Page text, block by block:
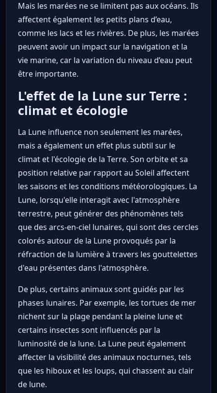
Mais les marées ne se limitent pas aux océans. Ils
affectent également les petits plans d’eau,
comme les lacs et les rivières. De plus, les marées
peuvent avoir un impact sur la navigation et la
vie marine, car la variation du niveau d’eau peut
être importante.
L'effet de la Lune sur Terre :
climat et écologie
La Lune influence non seulement les marées,
mais a également un effet plus subtil sur le
climat et l'écologie de la Terre. Son orbite et sa
position relative par rapport au Soleil affectent
les saisons et les conditions météorologiques. La
Lune, lorsqu'elle interagit avec l'atmosphère
terrestre, peut générer des phénomènes tels
que des arcs-en-ciel lunaires, qui sont des cercles
colorés autour de la Lune provoqués par la
réfraction de la lumière à travers les gouttelettes
d'eau présentes dans l'atmosphère.
De plus, certains animaux sont guidés par les
phases lunaires. Par exemple, les tortues de mer
nichent sur la plage pendant la pleine lune et
certains insectes sont influencés par la
luminosité de la lune. La Lune peut également
affecter la visibilité des animaux nocturnes, tels
que les hiboux et les loups, qui chassent au clair
de lune.